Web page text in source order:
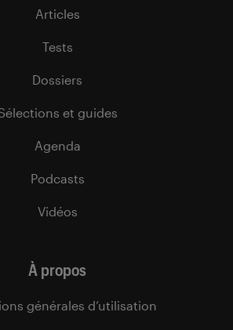
Articles
Tests
Dossiers
et guides
Agenda
Podcasts
Vidéos
À propos
générales d’utilisation